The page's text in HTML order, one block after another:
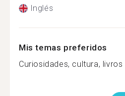
Inglés
Mis temas preferidos
Curiosidades, cultura, livros